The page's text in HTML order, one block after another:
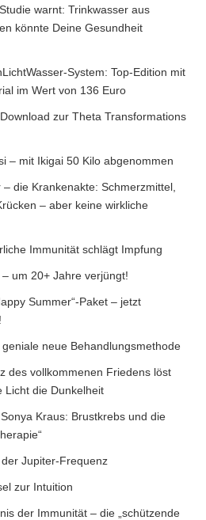
warnt: Trinkwasser aus
könnte Deine Gesundheit
System: Top-Edition mit
im Wert von 136 Euro
zur Theta Transformations
– mit Ikigai 50 Kilo abgenommen
– die Krankenakte: Schmerzmittel,
– aber keine wirkliche
Immunität schlägt Impfung
um 20+ Jahre verjüngt!
Summer“-Paket – jetzt
neue Behandlungsmethode
des vollkommenen Friedens löst
Licht die Dunkelheit
Kraus: Brustkrebs und die
Jupiter-Frequenz
zur Intuition
der Immunität – die „schützende